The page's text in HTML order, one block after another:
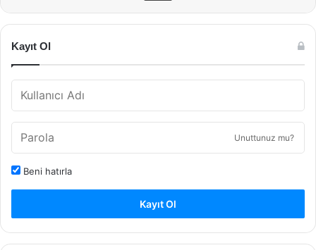
Kayıt Ol
Unuttunuz mu?
Beni hatırla
Kayıt Ol